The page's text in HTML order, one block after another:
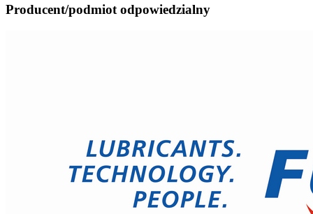
Producent/podmiot odpowiedzialny